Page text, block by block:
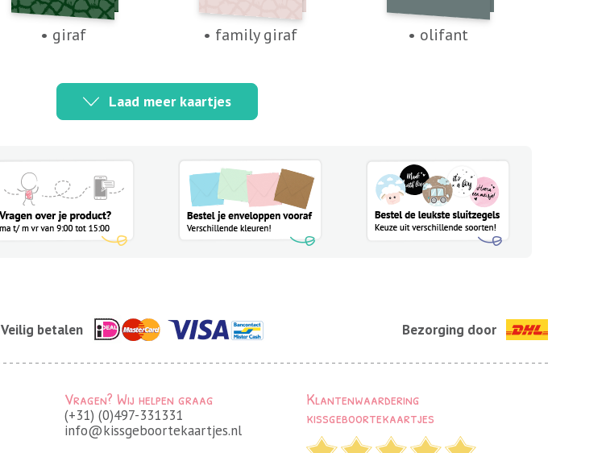
• giraf • family giraf • olifant
Laad meer kaartjes
Veilig betalen Bezorging door
Vragen? Wij helpen graag
(+31) (0)497-331331
info@kissgeboortekaartjes.nl
Klantenwaardering
kissgeboortekaartjes